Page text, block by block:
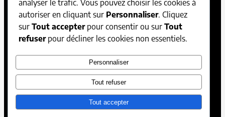
séries documentaires
fiction
Bandes-annonces
analyser le trafic. Vous pouvez choisir les cookies à
autoriser en cliquant sur Personnaliser. Cliquez
sur Tout accepterpour consentir ou sur Tout
refuserpour décliner les cookies non essentiels.
Personnaliser
Tout refuser
Tout accepter